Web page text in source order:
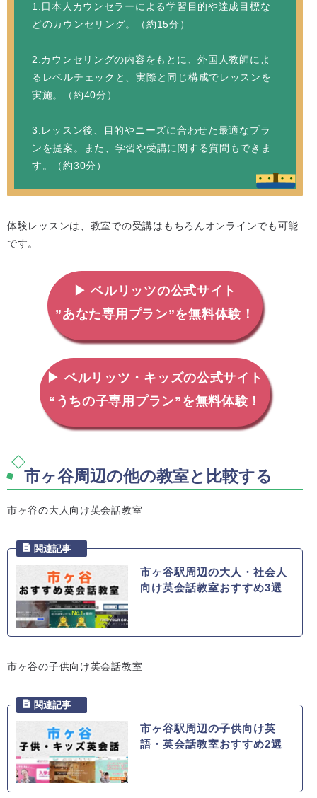
1.日本人カウンセラーによる学習目的や達成目標な
どのカウンセリング。（約15分）
2.カウンセリングの内容をもとに、外国人教師によ
るレベルチェックと、実際と同じ構成でレッスンを
実施。（約40分）
3.レッスン後、目的やニーズに合わせた最適なプラ
ンを提案。また、学習や受講に関する質問もできま
す。（約30分）
体験レッスンは、教室での受講はもちろんオンラインでも可能
です。
▶ ベルリッツの公式サイト
”あなた専用プラン”を無料体験！
▶ ベルリッツ・キッズの公式サイト
“うちの子専用プラン”を無料体験！
市ヶ谷周辺の他の教室と比較する
市ヶ谷の大人向け英会話教室
市ヶ谷駅周辺の大人・社会人
向け英会話教室おすすめ3選
市ヶ谷の子供向け英会話教室
市ヶ谷駅周辺の子供向け英
語・英会話教室おすすめ2選